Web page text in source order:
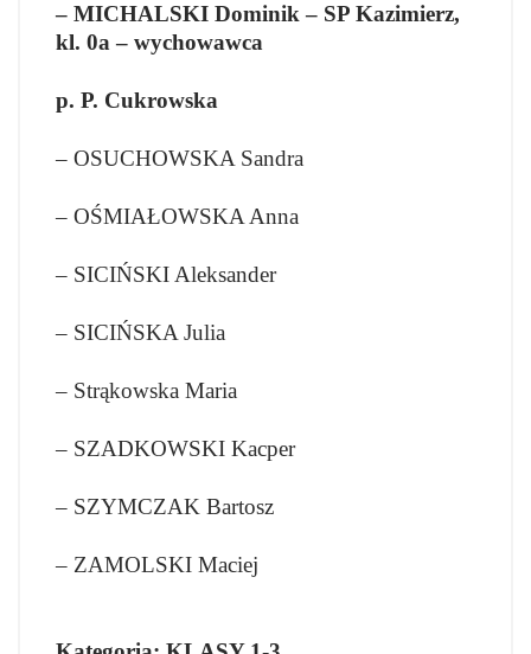
– MICHALSKI Dominik – SP Kazimierz,
kl. 0a – wychowawca
p. P. Cukrowska
– OSUCHOWSKA Sandra
– OŚMIAŁOWSKA Anna
– SICIŃSKI Aleksander
– SICIŃSKA Julia
– Strąkowska Maria
– SZADKOWSKI Kacper
– SZYMCZAK Bartosz
– ZAMOLSKI Maciej